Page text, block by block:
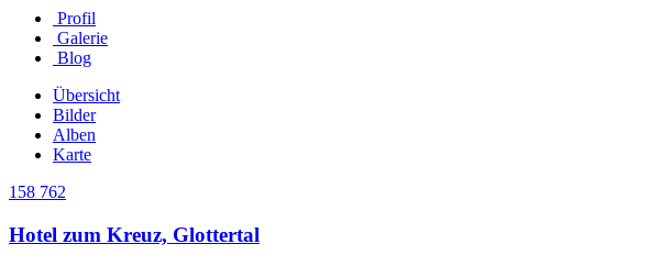
Profil
Galerie
Blog
Übersicht
Bilder
Alben
Karte
158 762
Hotel zum Kreuz, Glottertal